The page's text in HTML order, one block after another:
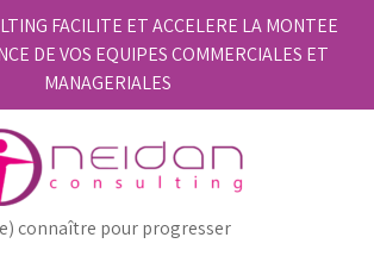
FACILITE ET ACCELERE LA MONTEE
DE VOS EQUIPES COMMERCIALES ET
MANAGERIALES
connaître pour progresser